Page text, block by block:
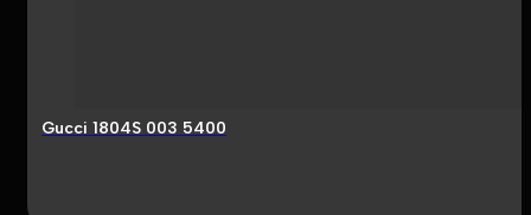
Gucci 1804S 003 5400